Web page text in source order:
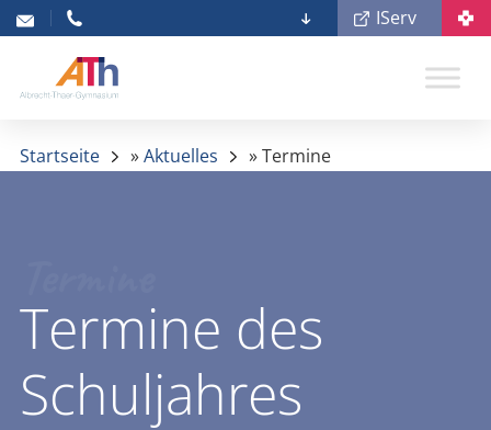
IServ
Startseite »Aktuelles »Termine
Termine des
Schuljahres